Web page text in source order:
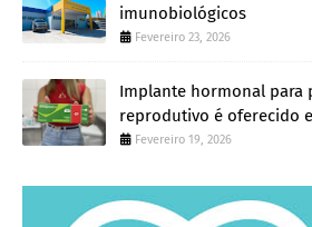
imunobiológicos
Fevereiro 23, 2026
Implante hormonal para
reprodutivo é oferecido
Fevereiro 19, 2026